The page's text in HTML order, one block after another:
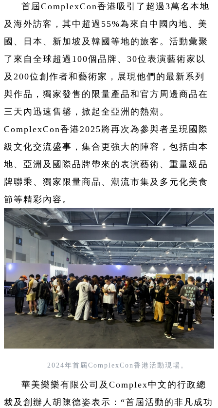
首屆ComplexCon香港吸引了超過3萬名本地
及海外訪客，其中超過55%為來自中國內地、美
國、日本、新加坡及韓國等地的旅客。活動彙聚
了來自全球超過100個品牌、30位表演藝術家以
及200位創作者和藝術家，展現他們的最新系列
與作品，獨家發售的限量產品和官方周邊商品在
三天內迅速售罄，掀起全亞洲的熱潮。
ComplexCon香港2025將再次為參與者呈現國際
級文化交流盛事，集合更強大的陣容，包括由本
地、亞洲及國際品牌帶來的表演藝術、重量級品
牌聯乘、獨家限量商品、潮流市集及多元化美食
節等精彩內容。
2024年首屆ComplexCon香港活動現場。
華美樂樂有限公司及Complex中文的行政總
裁及創辦人胡陳德姿表示：“首屆活動的非凡成功